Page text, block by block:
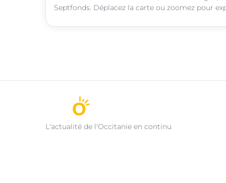
Septfonds. Déplacez la carte ou zoomez pour
L'actualité de l'Occitanie en continu